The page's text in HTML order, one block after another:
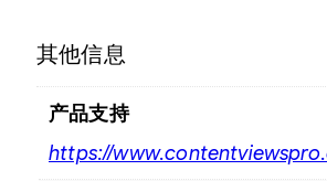
其他信息
产品支持
https://